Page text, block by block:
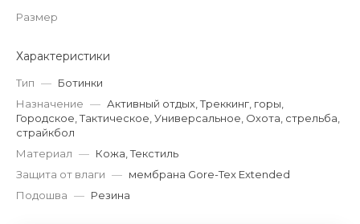
Размер
Характеристики
Тип — Ботинки
Назначение — Активный отдых, Треккинг, горы,
Городское, Тактическое, Универсальное, Охота, стрельба,
страйкбол
Материал — Кожа, Текстиль
Защита от влаги — мембрана Gore-Tex Extended
Подошва — Резина